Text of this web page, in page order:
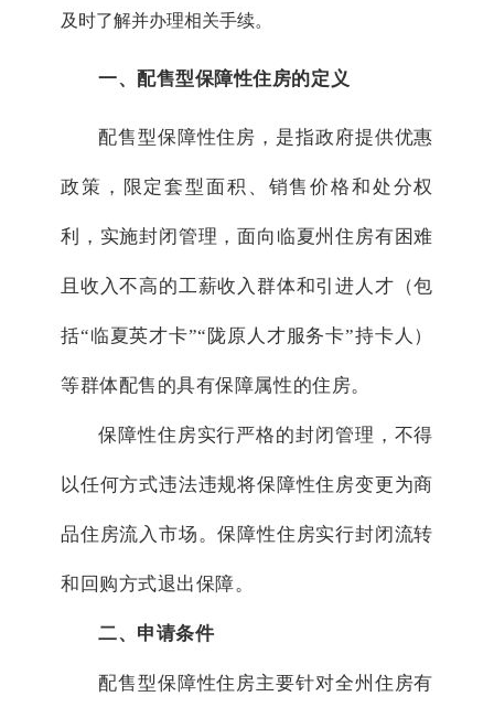
及时了解并办理相关手续。
一、配售型保障性住房的定义
配售型保障性住房，是指政府提供优惠
政策，限定套型面积、销售价格和处分权
利，实施封闭管理，面向临夏州住房有困难
且收入不高的工薪收入群体和引进人才（包
括“临夏英才卡”“陇原人才服务卡”持卡人）
等群体配售的具有保障属性的住房。
保障性住房实行严格的封闭管理，不得
以任何方式违法违规将保障性住房变更为商
品住房流入市场。保障性住房实行封闭流转
和回购方式退出保障。
二、申请条件
配售型保障性住房主要针对全州住房有